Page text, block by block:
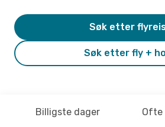
Søk etter fly +
Søk etter
Billigste dager Ofte